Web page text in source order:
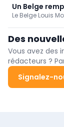
d'exercer ses
avec la même
impliqué. Les
changement.
Un Belge
de master
maintenance
Le Belge Louis
désigné lauréat
Suède.
Des
Vous avez des
rédacteurs ?
Signalez-